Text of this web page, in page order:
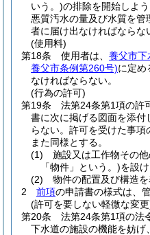
いう。)の排除を開始しよ
悪質汚水の量及び水質を
者に届け出なければならな
(使用料)
第18条
使用者は、 養父市下
養父市条例第260号)に定め
なければならない。
(行為の許可)
第19条
法第24条第1項の許
書に次に掲げる図面を添付
らない。 許可を受けた事項
また同様とする。
(1)
施設又は工作物その
「物件」という。)を設
(2)
物件の配置及び構造
2
前項の申請書の様式は、
(許可を要しない軽微な変
第20条
法第24条第1項の法
下水道の施設の機能を妨げ